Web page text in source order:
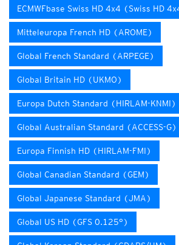
ECMWFbase Swiss HD 4x4 (Swiss HD
Mitteleuropa French HD (AROME)
Global French Standard (ARPEGE)
Global Britain HD (UKMO)
Europa Dutch Standard (HIRLAM-KNMI)
Global Australian Standard (ACCESS-G)
Europa Finnish HD (HIRLAM-FMI)
Global Canadian Standard (GEM)
Global Japanese Standard (JMA)
Global US HD (GFS 0.125°)